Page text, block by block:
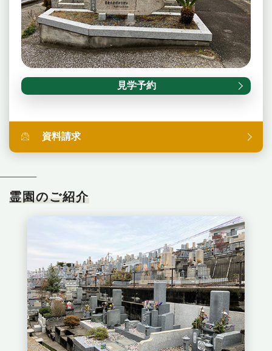
見学予約
資料請求
霊園のご紹介